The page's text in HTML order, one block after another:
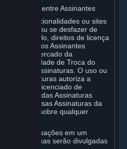
Assinaturas entre Assinantes
ou mais funcionalidades ou sites
adquirir ou se desfazer de
(por exemplo, direitos de licença
ou a outros Assinantes
Tanto o Mercado da
a funcionalidade de Troca do
de Assinaturas. O uso ou
de Assinaturas autoriza a
agente ou licenciado de
terceiros das Assinaturas
transferir essas Assinaturas da
efeitos sobre qualquer
por transações em um
taxas serão divulgadas